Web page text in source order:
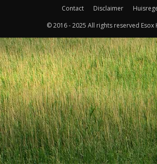
Contact Disclaimer
© 2016 - 2025 All rights reserved Esox